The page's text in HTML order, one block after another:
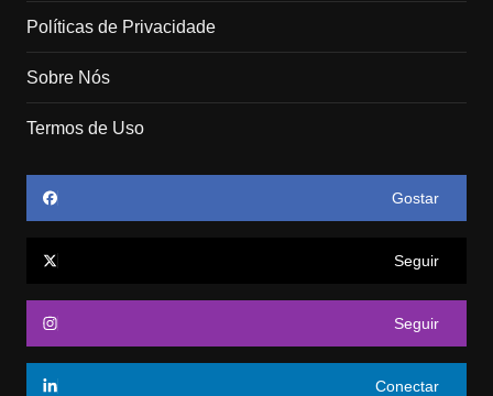
Políticas de Privacidade
Sobre Nós
Termos de Uso
Gostar
Seguir
Seguir
Conectar